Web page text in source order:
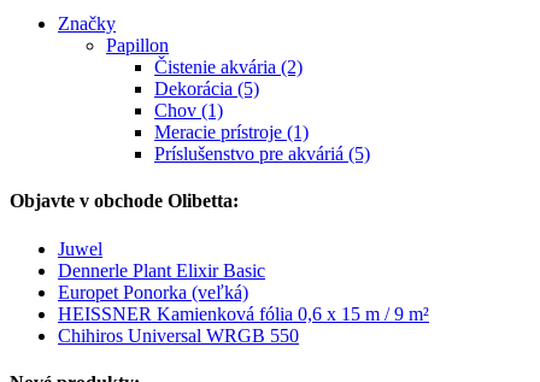
Značky
Papillon
Čistenie akvária (2)
Dekorácia (5)
Chov (1)
Meracie prístroje (1)
Príslušenstvo pre akváriá (5)
Objavte v obchode Olibetta:
Juwel
Dennerle Plant Elixir Basic
Europet Ponorka (veľká)
HEISSNER Kamienková fólia 0,6 x 15 m / 9 m²
Chihiros Universal WRGB 550